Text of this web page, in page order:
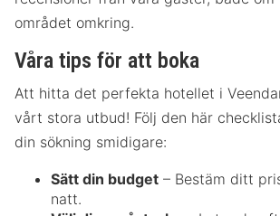
området omkring.
Våra tips för att boka
Att hitta det perfekta hotellet i
vårt stora utbud! Följ den här
din sökning smidigare:
Sätt din budget – Bestäm ditt
natt.